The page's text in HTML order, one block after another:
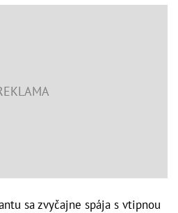
sa zvyčajne spája s vtipnou